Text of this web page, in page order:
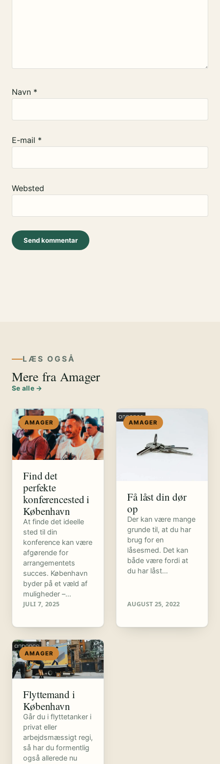
Navn *
E-mail *
Websted
LÆS OGSÅ
Mere fra Amager
Se alle →
AMAGER
Find det
perfekte
konferencested i
København
At finde det ideelle
sted til din
konference kan være
afgørende for
arrangementets
succes. København
byder på et væld af
muligheder –…
JULI 7, 2025
AMAGER
Få låst din dør
op
Der kan være mange
grunde til, at du har
brug for en
låsesmed. Det kan
både være fordi at
du har låst…
AUGUST 25, 2022
AMAGER
Flyttemand i
København
Går du i flyttetanker i
privat eller
arbejdsmæssigt regi,
så har du formentlig
også allerede nu